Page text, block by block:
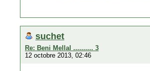
suchet
Re: Beni Mellal .......... 3
12 octobre 2013, 02:46